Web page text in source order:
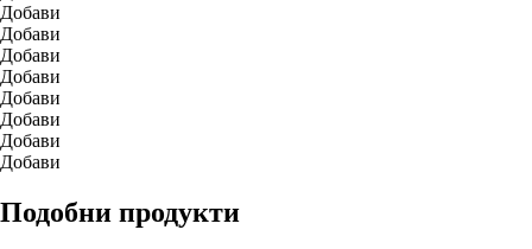
Добави
Добави
Добави
Добави
Добави
Добави
Добави
Добави
Подобни продукти